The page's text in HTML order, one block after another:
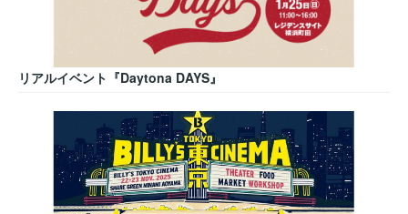
リアルイベント『Daytona DAYS』